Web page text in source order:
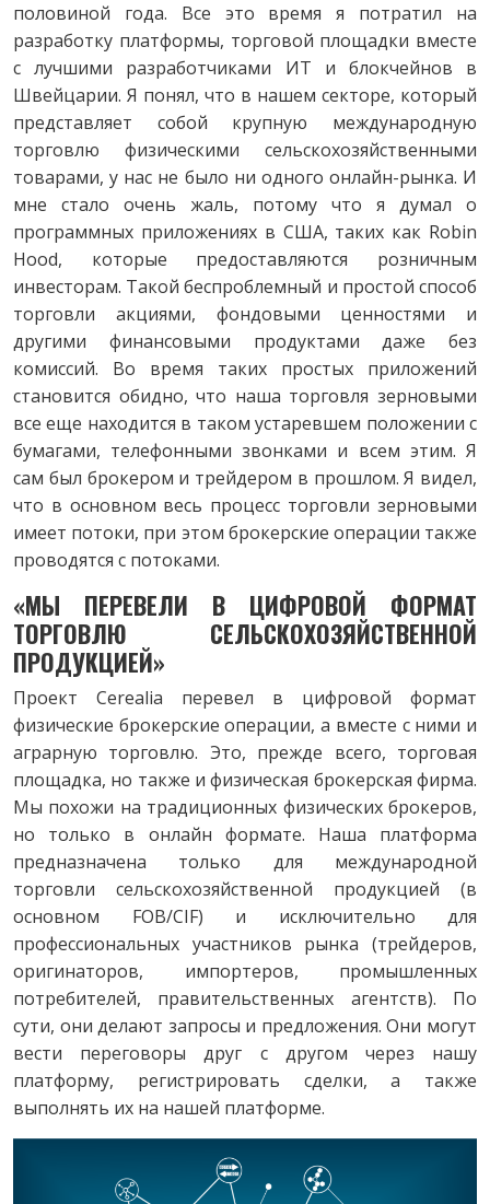
половиной года. Все это время я потратил на
разработку платформы, торговой площадки вместе
с лучшими разработчиками ИТ и блокчейнов в
Швейцарии. Я понял, что в нашем секторе, который
представляет собой крупную международную
торговлю физическими сельскохозяйственными
товарами, у нас не было ни одного онлайн-рынка. И
мне стало очень жаль, потому что я думал о
программных приложениях в США, таких как Robin
Hood, которые предоставляются розничным
инвесторам. Такой беспроблемный и простой способ
торговли акциями, фондовыми ценностями и
другими финансовыми продуктами даже без
комиссий. Во время таких простых приложений
становится обидно, что наша торговля зерновыми
все еще находится в таком устаревшем положении с
бумагами, телефонными звонками и всем этим. Я
сам был брокером и трейдером в прошлом. Я видел,
что в основном весь процесс торговли зерновыми
имеет потоки, при этом брокерские операции также
проводятся с потоками.
«МЫ ПЕРЕВЕЛИ В ЦИФРОВОЙ ФОРМАТ
ТОРГОВЛЮ СЕЛЬСКОХОЗЯЙСТВЕННОЙ
ПРОДУКЦИЕЙ»
Проект Cerealia перевел в цифровой формат
физические брокерские операции, а вместе с ними и
аграрную торговлю. Это, прежде всего, торговая
площадка, но также и физическая брокерская фирма.
Мы похожи на традиционных физических брокеров,
но только в онлайн формате. Наша платформа
предназначена только для международной
торговли сельскохозяйственной продукцией (в
основном FOB/CIF) и исключительно для
профессиональных участников рынка (трейдеров,
оригинаторов, импортеров, промышленных
потребителей, правительственных агентств). По
сути, они делают запросы и предложения. Они могут
вести переговоры друг с другом через нашу
платформу, регистрировать сделки, а также
выполнять их на нашей платформе.